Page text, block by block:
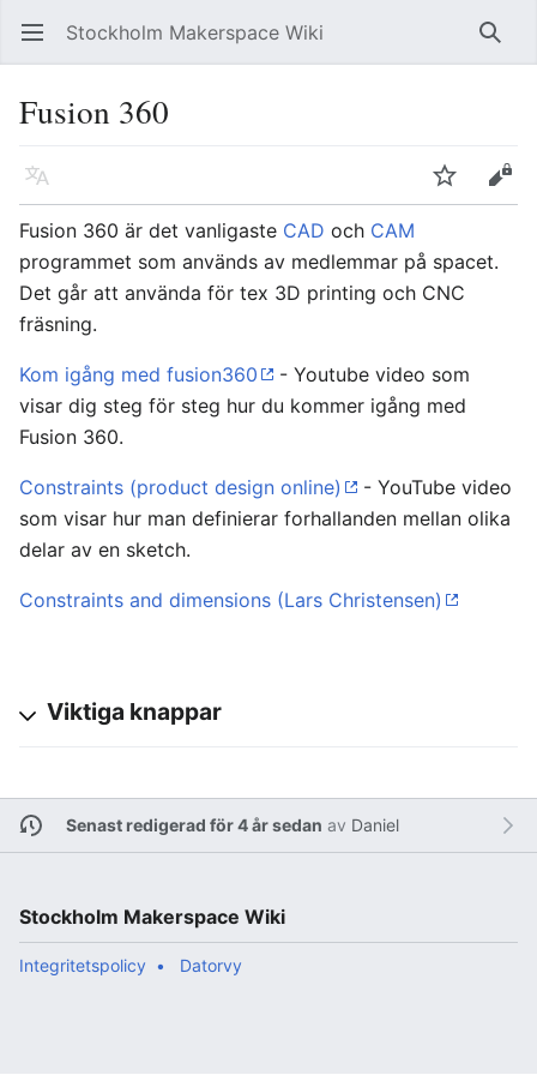
Öppna huvudmenyn Stockholm Makerspace Wiki Sök
Fusion 360
Läs på ett annat språk Bevaka
Redigera
Fusion 360 är det vanligaste CAD och CAM
programmet som används av medlemmar på spacet.
Det går att använda för tex 3D printing och CNC
fräsning.
Kom igång med fusion360
- Youtube video som
visar dig steg för steg hur du kommer igång med
Fusion 360.
Constraints (product design online)
- YouTube video
som visar hur man definierar forhallanden mellan olika
delar av en sketch.
Constraints and dimensions (Lars Christensen)
Viktiga knappar
Senast redigerad för 4 år sedan av Daniel
Stockholm Makerspace Wiki
Integritetspolicy Datorvy